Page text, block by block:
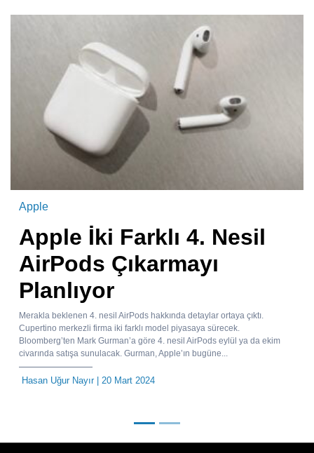
Apple
Apple İki Farklı 4. Nesil
AirPods Çıkarmayı
Planlıyor
Merakla beklenen 4. nesil AirPods hakkında detaylar ortaya çıktı.
Cupertino merkezli firma iki farklı model piyasaya sürecek.
Bloomberg’ten Mark Gurman’a göre 4. nesil AirPods eylül ya da ekim
civarında satışa sunulacak. Gurman, Apple’ın bugüne...
Hasan Uğur Nayır| 20 Mart 2024